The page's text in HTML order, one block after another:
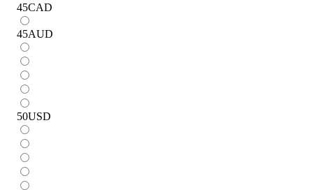
45CAD
45AUD
50USD